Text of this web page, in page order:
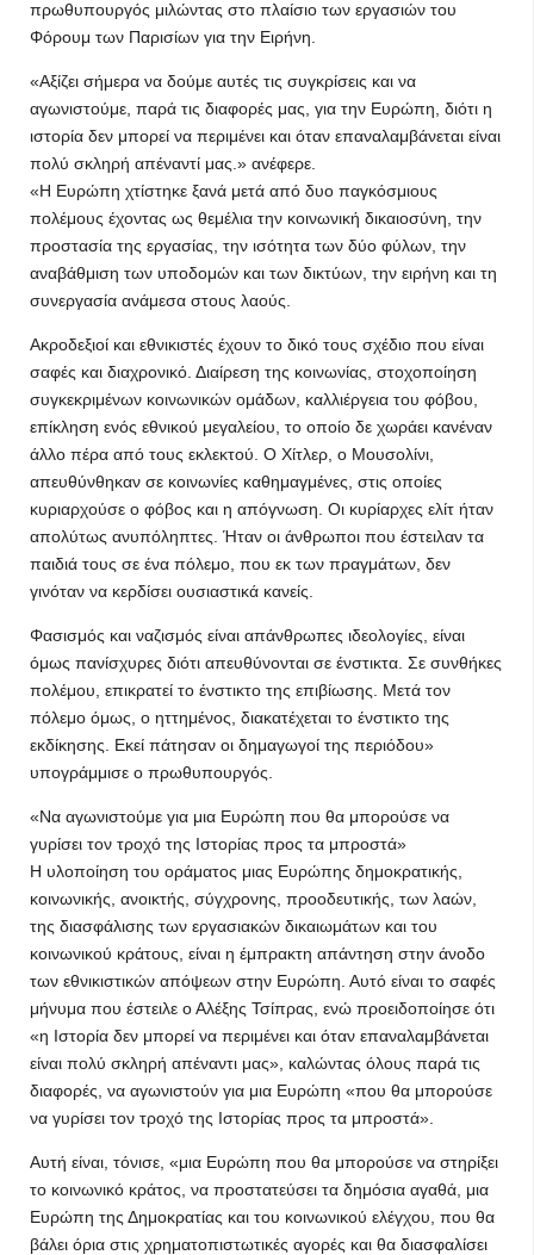
πρωθυπουργός μιλώντας στο πλαίσιο των εργασιών του
Φόρουμ των Παρισίων για την Ειρήνη.
«Αξίζει σήμερα να δούμε αυτές τις συγκρίσεις και να
αγωνιστούμε, παρά τις διαφορές μας, για την Ευρώπη, διότι η
ιστορία δεν μπορεί να περιμένει και όταν επαναλαμβάνεται είναι
πολύ σκληρή απέναντί μας.» ανέφερε.
«Η Ευρώπη χτίστηκε ξανά μετά από δυο παγκόσμιους
πολέμους έχοντας ως θεμέλια την κοινωνική δικαιοσύνη, την
προστασία της εργασίας, την ισότητα των δύο φύλων, την
αναβάθμιση των υποδομών και των δικτύων, την ειρήνη και τη
συνεργασία ανάμεσα στους λαούς.
Ακροδεξιοί και εθνικιστές έχουν το δικό τους σχέδιο που είναι
σαφές και διαχρονικό. Διαίρεση της κοινωνίας, στοχοποίηση
συγκεκριμένων κοινωνικών ομάδων, καλλιέργεια του φόβου,
επίκληση ενός εθνικού μεγαλείου, το οποίο δε χωράει κανέναν
άλλο πέρα από τους εκλεκτού. Ο Χίτλερ, ο Μουσολίνι,
απευθύνθηκαν σε κοινωνίες καθημαγμένες, στις οποίες
κυριαρχούσε ο φόβος και η απόγνωση. Οι κυρίαρχες ελίτ ήταν
απολύτως ανυπόληπτες. Ήταν οι άνθρωποι που έστειλαν τα
παιδιά τους σε ένα πόλεμο, που εκ των πραγμάτων, δεν
γινόταν να κερδίσει ουσιαστικά κανείς.
Φασισμός και ναζισμός είναι απάνθρωπες ιδεολογίες, είναι
όμως πανίσχυρες διότι απευθύνονται σε ένστικτα. Σε συνθήκες
πολέμου, επικρατεί το ένστικτο της επιβίωσης. Μετά τον
πόλεμο όμως, ο ηττημένος, διακατέχεται το ένστικτο της
εκδίκησης. Εκεί πάτησαν οι δημαγωγοί της περιόδου»
υπογράμμισε ο πρωθυπουργός.
«Να αγωνιστούμε για μια Ευρώπη που θα μπορούσε να
γυρίσει τον τροχό της Ιστορίας προς τα μπροστά»
Η υλοποίηση του οράματος μιας Ευρώπης δημοκρατικής,
κοινωνικής, ανοικτής, σύγχρονης, προοδευτικής, των λαών,
της διασφάλισης των εργασιακών δικαιωμάτων και του
κοινωνικού κράτους, είναι η έμπρακτη απάντηση στην άνοδο
των εθνικιστικών απόψεων στην Ευρώπη. Αυτό είναι το σαφές
μήνυμα που έστειλε ο Αλέξης Τσίπρας, ενώ προειδοποίησε ότι
«η Ιστορία δεν μπορεί να περιμένει και όταν επαναλαμβάνεται
είναι πολύ σκληρή απέναντι μας», καλώντας όλους παρά τις
διαφορές, να αγωνιστούν για μια Ευρώπη «που θα μπορούσε
να γυρίσει τον τροχό της Ιστορίας προς τα μπροστά».
Αυτή είναι, τόνισε, «μια Ευρώπη που θα μπορούσε να στηρίξει
το κοινωνικό κράτος, να προστατεύσει τα δημόσια αγαθά, μια
Ευρώπη της Δημοκρατίας και του κοινωνικού ελέγχου, που θα
βάλει όρια στις χρηματοπιστωτικές αγορές και θα διασφαλίσει